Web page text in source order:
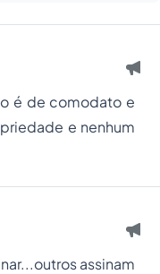
é de comodato e
e nenhum
assinam